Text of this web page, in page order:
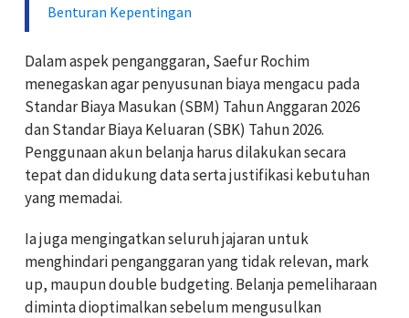
Benturan Kepentingan
Dalam aspek penganggaran, Saefur Rochim
menegaskan agar penyusunan biaya mengacu pada
Standar Biaya Masukan (SBM) Tahun Anggaran 2026
dan Standar Biaya Keluaran (SBK) Tahun 2026.
Penggunaan akun belanja harus dilakukan secara
tepat dan didukung data serta justifikasi kebutuhan
yang memadai.
Ia juga mengingatkan seluruh jajaran untuk
menghindari penganggaran yang tidak relevan, mark
up, maupun double budgeting. Belanja pemeliharaan
diminta dioptimalkan sebelum mengusulkan